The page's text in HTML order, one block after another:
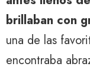
brillaban con
una de las
encontraba